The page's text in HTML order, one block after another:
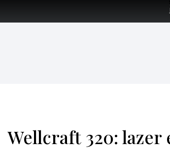
Wellcraft 320: lazer